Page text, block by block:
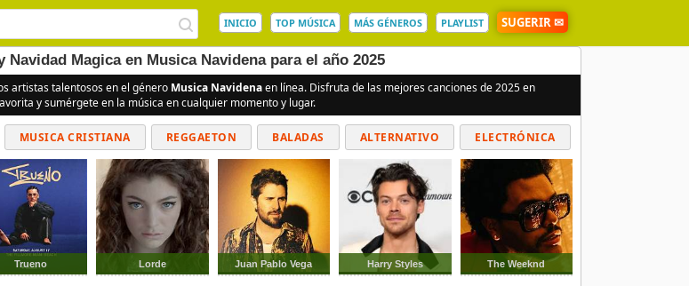
INICIO TOP MÚSICA MÁS GÉNEROS PLAYLIST SUGERIR ✉
Magica en Musica Navidena para el año 2025
artistas talentosos en el género Musica Navidenaen línea. Disfruta de las mejores canciones de 2025 en
y sumérgete en la música en cualquier momento y lugar.
MUSICA CRISTIANA REGGAETON BALADAS ALTERNATIVO ELECTRÓNICA
CUMBIAS
Trueno Lorde Juan Pablo Vega Harry Styles The Weeknd